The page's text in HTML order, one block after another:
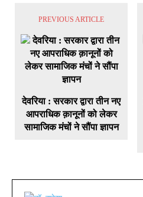
PREVIOUS ARTICLE
देवरिया : सरकार द्वारा तीन नए
आपराधिक क़ानूनों को लेकर
सामाजिक मंचों ने सौंपा ज्ञापन